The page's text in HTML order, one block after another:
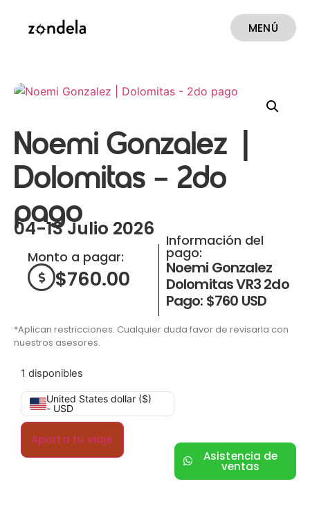
MENÚ
Noemi Gonzalez |
Dolomitas – 2do
pago
04-13 Julio 2026
Monto a pagar:
$760.00
Información del
pago:
Noemi Gonzalez
Dolomitas VR3 2do
Pago: $760 USD
*Aplican restricciones. Cualquier duda favor de revisarla con
nuestros asesores.
1 disponibles
United States dollar ($)
- USD
Aparta tu viaje
Asistencia de
ventas